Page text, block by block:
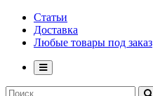
Статьи
Доставка
Любые товары под заказ